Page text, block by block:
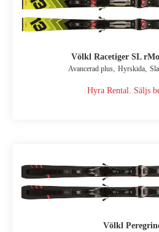
Völkl Racetiger SL
Avancerad plus Hyrskida
Hyra Rental. Säljs
Völkl